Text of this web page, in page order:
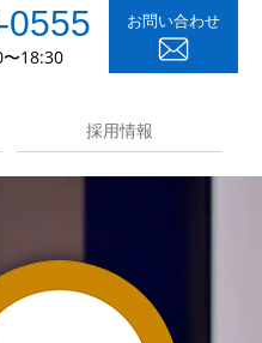
0555
〜18:30
お問い合わせ
採用情報